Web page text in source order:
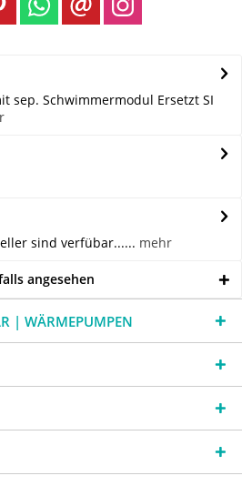
sep. Schwimmermodul Ersetzt SI
sind verfübar...... mehr
angesehen
| WÄRMEPUMPEN